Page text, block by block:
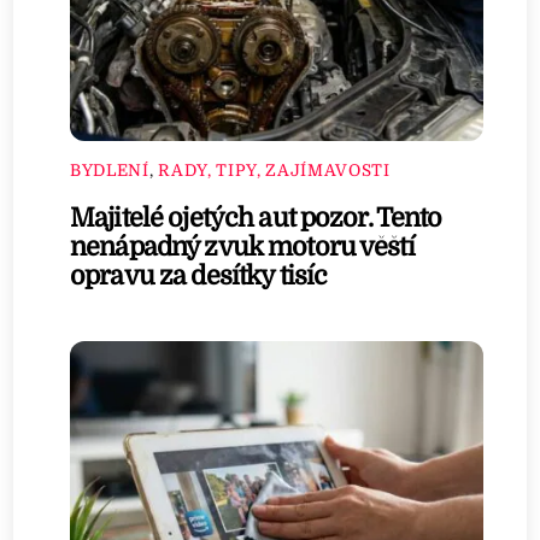
BYDLENÍ,RADY, TIPY, ZAJÍMAVOSTI
Majitelé ojetých aut pozor. Tento
nenápadný zvuk motoru věští
opravu za desítky tisíc